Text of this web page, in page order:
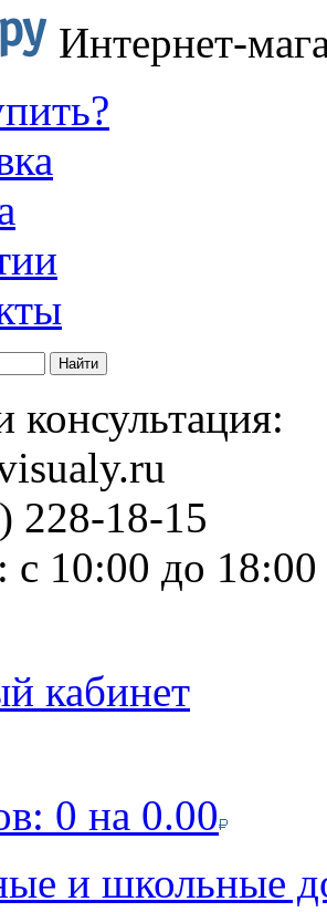
Интернет-
консультация:
228-18-15
с 10:00 до 18:00
кабинет
0 на 0.00
и школьные